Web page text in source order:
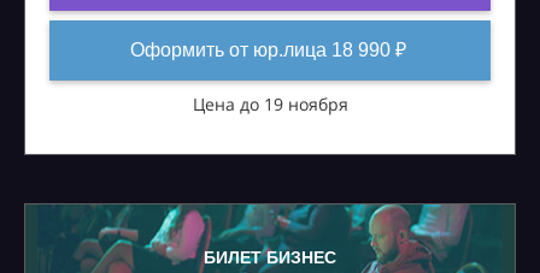
Оформить от юр.лица 18 990 ₽
Цена до 19 ноября
БИЛЕТ БИЗНЕС